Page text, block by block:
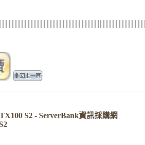
S2 - ServerBank資訊採購網